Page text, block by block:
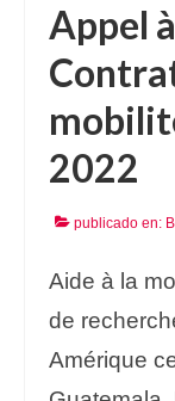
Appel
2022
publicado en:
Aide à la
de
Amérique